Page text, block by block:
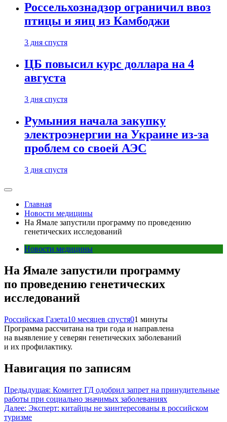
Россельхознадзор ограничил ввоз
птицы и яиц из Камбоджи
3 дня спустя
ЦБ повысил курс доллара на 4
августа
3 дня спустя
Румыния начала закупку
электроэнергии на Украине из-за
проблем со своей АЭС
3 дня спустя
Главная
Новости медицины
На Ямале запустили программу по проведению
генетических исследований
Новости медицины
На Ямале запустили программу
по проведению генетических
исследований
Российская Газета10 месяцев спустя01 минуты
Программа рассчитана на три года и направлена
на выявление у северян генетических заболеваний
и их профилактику.
Навигация по записям
Предыдущая: Комитет ГД одобрил запрет на принудительные
работы при социально значимых заболеваниях
Далее: Эксперт: китайцы не заинтересованы в российском
туризме